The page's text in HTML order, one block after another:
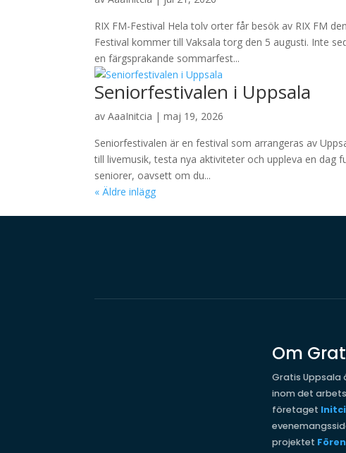
RIX FM-Festival Hela tolv orter får besök av RIX FM
Festival kommer till Vaksala torg den 5 augusti. Inte
en färgsprakande sommarfest...
Seniorfestivalen i Uppsala
avAaaInitcia |maj 19, 2026
Seniorfestivalen är en festival som arrangeras av
till livemusik, testa nya aktiviteter och uppleva en dag
seniorer, oavsett om du...
« Äldre inlägg
Om
Gratis Uppsala
inom det
företaget
projektet